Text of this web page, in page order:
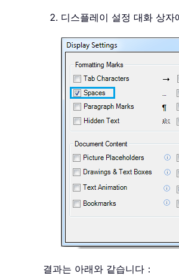
디스플레이 설정 대화 상자
결과는 아래와 같습니다：